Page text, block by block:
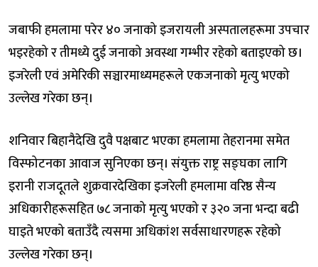
जबाफी हमलामा परेर ४० जनाको इजरायली अस्पतालहरूमा उपचार
भइरहेको र तीमध्ये दुई जनाको अवस्था गम्भीर रहेको बताइएको छ।
इजरेली एवं अमेरिकी सञ्चारमाध्यमहरूले एकजनाको मृत्यु भएको
उल्लेख गरेका छन्।
शनिवार बिहानैदेखि दुवै पक्षबाट भएका हमलामा तेहरानमा समेत
विस्फोटनका आवाज सुनिएका छन्। संयुक्त राष्ट्र सङ्घका लागि
इरानी राजदूतले शुक्रवारदेखिका इजरेली हमलामा वरिष्ठ सैन्य
अधिकारीहरूसहित ७८ जनाको मृत्यु भएको र ३२० जना भन्दा बढी
घाइते भएको बताउँदै त्यसमा अधिकांश सर्वसाधारणहरू रहेको
उल्लेख गरेका छन्।